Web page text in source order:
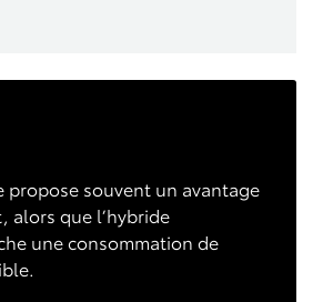
propose souvent un avantage
alors que l’hybride
une consommation de